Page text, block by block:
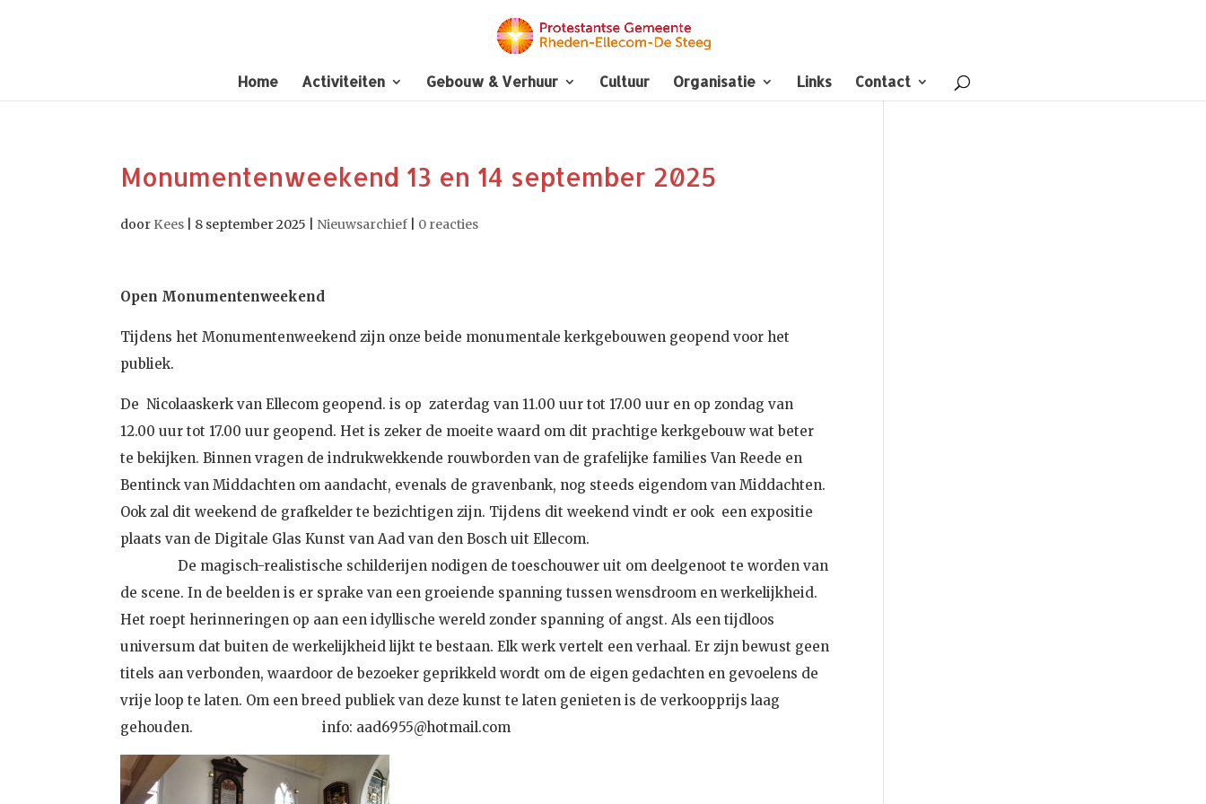
Home Activiteiten Gebouw & Verhuur Cultuur Organisatie Links Contact
Monumentenweekend 13 en 14 september 2025
door Kees 8 september 2025 Nieuwsarchief 0 reacties
Open Monumentenweekend
Tijdens het Monumentenweekend zijn onze beide monumentale kerkgebouwen geopend voor het
publiek.
De Nicolaaskerk van Ellecom geopend. is op zaterdag van 11.00 uur tot 17.00 uur en op zondag van
12.00 uur tot 17.00 uur geopend. Het is zeker de moeite waard om dit prachtige kerkgebouw wat beter
te bekijken. Binnen vragen de indrukwekkende rouwborden van de grafelijke families Van Reede en
Bentinck van Middachten om aandacht, evenals de gravenbank, nog steeds eigendom van Middachten.
Ook zal dit weekend de grafkelder te bezichtigen zijn. Tijdens dit weekend vindt er ook een expositie
plaats van de Digitale Glas Kunst van Aad van den Bosch uit Ellecom.
De magisch-realistische schilderijen nodigen de toeschouwer uit om deelgenoot te worden van
de scene. In de beelden is er sprake van een groeiende spanning tussen wensdroom en werkelijkheid.
Het roept herinneringen op aan een idyllische wereld zonder spanning of angst. Als een tijdloos
universum dat buiten de werkelijkheid lijkt te bestaan. Elk werk vertelt een verhaal. Er zijn bewust geen
titels aan verbonden, waardoor de bezoeker geprikkeld wordt om de eigen gedachten en gevoelens de
vrije loop te laten. Om een breed publiek van deze kunst te laten genieten is de verkoopprijs laag
gehouden. info: aad6955@hotmail.com